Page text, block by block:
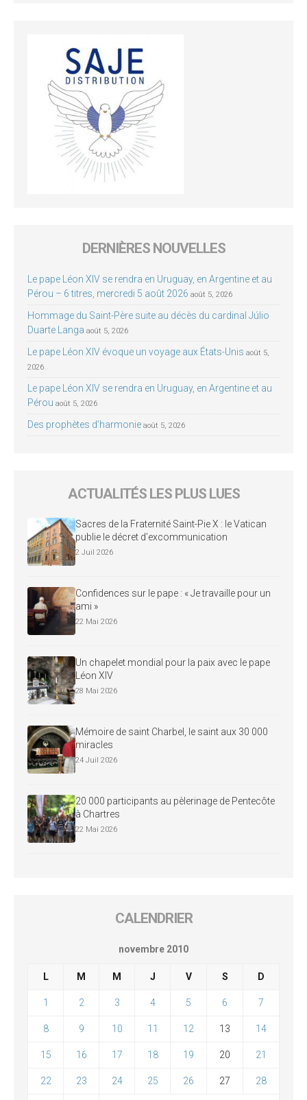
DERNIÈRES NOUVELLES
Le pape Léon XIV se rendra en Uruguay, en Argentine et au
Pérou – 6 titres, mercredi 5 août 2026 août 5, 2026
Hommage du Saint-Père suite au décès du cardinal Júlio
Duarte Langa août 5, 2026
Le pape Léon XIV évoque un voyage aux États-Unis août 5,
2026
Le pape Léon XIV se rendra en Uruguay, en Argentine et au
Pérou août 5, 2026
Des prophètes d’harmonie août 5, 2026
ACTUALITÉS LES PLUS LUES
Sacres de la Fraternité Saint-Pie X : le Vatican
publie le décret d’excommunication
2 Juil 2026
Confidences sur le pape : « Je travaille pour un
ami »
22 Mai 2026
Un chapelet mondial pour la paix avec le pape
Léon XIV
28 Mai 2026
Mémoire de saint Charbel, le saint aux 30 000
miracles
24 Juil 2026
20 000 participants au pèlerinage de Pentecôte
à Chartres
22 Mai 2026
CALENDRIER
novembre 2010
L M M J V S D
1 2 3 4 5 6 7
8 9 10 11 12 13 14
15 16 17 18 19 20 21
22 23 24 25 26 27 28